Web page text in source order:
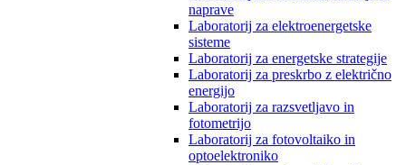
naprave
Laboratorij za elektroenergetske
sisteme
Laboratorij za energetske strategije
Laboratorij za preskrbo z električno
energijo
Laboratorij za razsvetljavo in
fotometrijo
Laboratorij za fotovoltaiko in
optoelektroniko